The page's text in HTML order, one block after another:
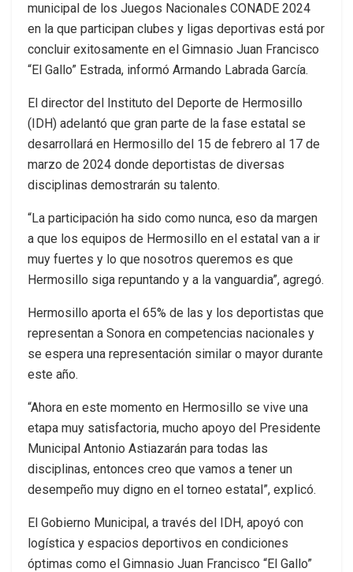
municipal de los Juegos Nacionales CONADE 2024
en la que participan clubes y ligas deportivas está por
concluir exitosamente en el Gimnasio Juan Francisco
“El Gallo” Estrada, informó Armando Labrada García.
El director del Instituto del Deporte de Hermosillo
(IDH) adelantó que gran parte de la fase estatal se
desarrollará en Hermosillo del 15 de febrero al 17 de
marzo de 2024 donde deportistas de diversas
disciplinas demostrarán su talento.
“La participación ha sido como nunca, eso da margen
a que los equipos de Hermosillo en el estatal van a ir
muy fuertes y lo que nosotros queremos es que
Hermosillo siga repuntando y a la vanguardia”, agregó.
Hermosillo aporta el 65% de las y los deportistas que
representan a Sonora en competencias nacionales y
se espera una representación similar o mayor durante
este año.
“Ahora en este momento en Hermosillo se vive una
etapa muy satisfactoria, mucho apoyo del Presidente
Municipal Antonio Astiazarán para todas las
disciplinas, entonces creo que vamos a tener un
desempeño muy digno en el torneo estatal”, explicó.
El Gobierno Municipal, a través del IDH, apoyó con
logística y espacios deportivos en condiciones
óptimas como el Gimnasio Juan Francisco “El Gallo”